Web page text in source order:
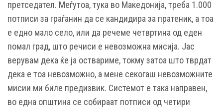
претседател. Меѓутоа, тука во Македонија, треба 1.000
потписи за граѓанин да се кандидира за пратеник, а тоа
е едно мало село, или да речеме четвртина од еден
помал град, што речиси е невозможна мисија. Јас
верувам дека ќе ја оствариме, токму затоа што тврдат
дека е тоа невозможно, а мене секогаш невозможните
мисии ми биле предизвик. Системот е така направен,
во една општина се собираат потписи од четири